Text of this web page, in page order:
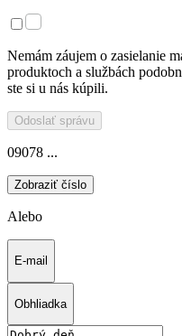
Nemám záujem o zasielanie
produktoch a službách
ste si u nás kúpili.
Odoslať správu
09078 ...
Zobraziť číslo
Alebo
E-mail
Obhliadka